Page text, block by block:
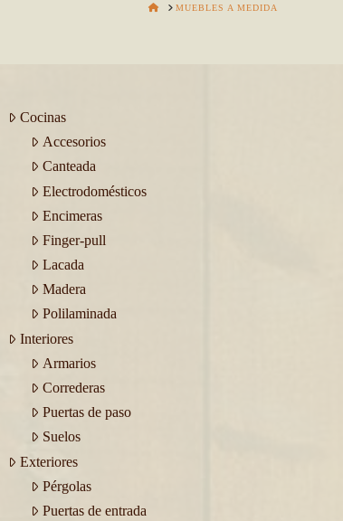
HOMEMUEBLES A MEDIDA
Cocinas
Accesorios
Canteada
Electrodomésticos
Encimeras
Finger-pull
Lacada
Madera
Polilaminada
Interiores
Armarios
Correderas
Puertas de paso
Suelos
Exteriores
Pérgolas
Puertas de entrada